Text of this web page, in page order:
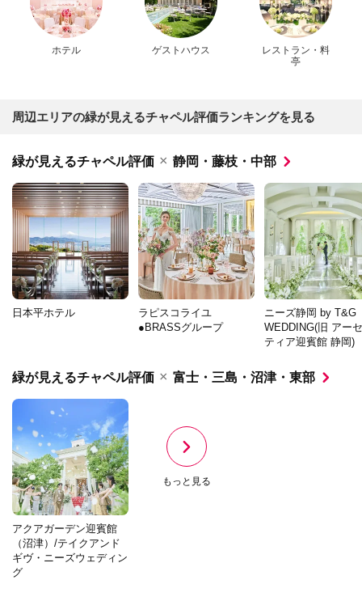
ホテル ゲストハウス
レストラン・料
亭
周辺エリアの緑が見えるチャペル評価ランキングを見る
緑が見えるチャペル評価 × 静岡・藤枝・中部
日本平ホテル
ラピスコライユ
●BRASSグループ
ニーズ静岡 by T&G
WEDDING(旧 アー
ティア迎賓館 静岡)
緑が見えるチャペル評価 × 富士・三島・沼津・東部
アクアガーデン迎賓館
（沼津）/テイクアンド
ギヴ・ニーズウェディン
グ
もっと見る